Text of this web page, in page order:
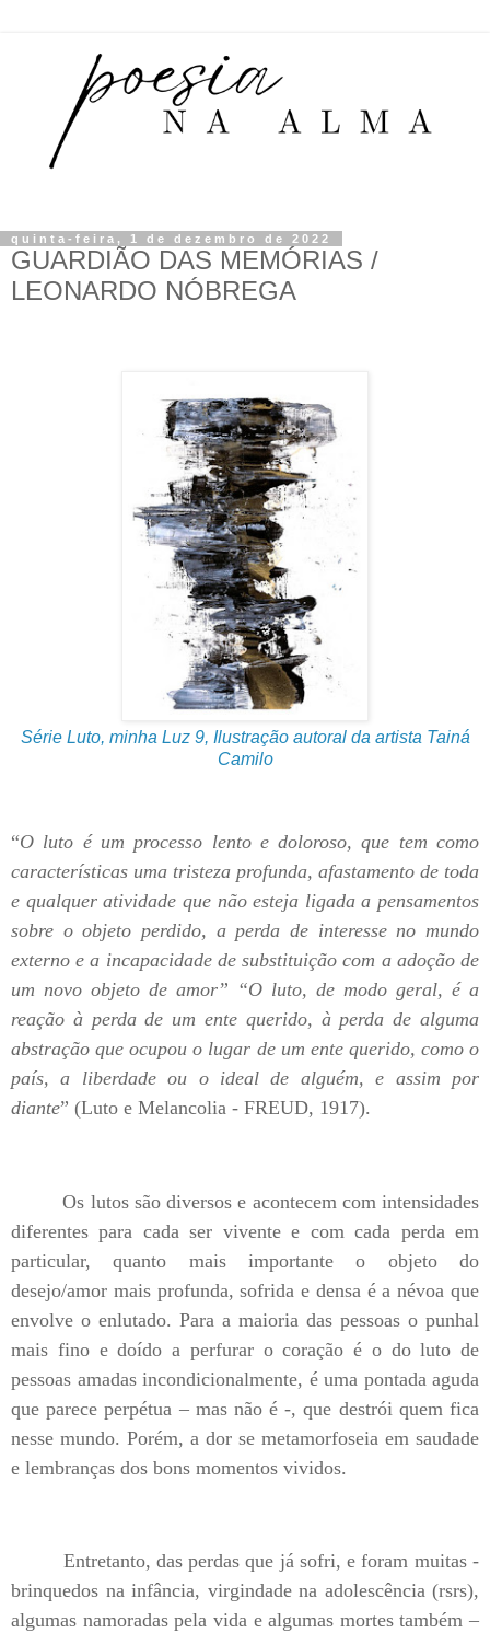
quinta-feira, 1 de dezembro de 2022
GUARDIÃO DAS MEMÓRIAS /
LEONARDO NÓBREGA
Série Luto, minha Luz 9, Ilustração autoral da artista Tainá
Camilo
“O luto é um processo lento e doloroso, que tem como
características uma tristeza profunda, afastamento de toda
e qualquer atividade que não esteja ligada a pensamentos
sobre o objeto perdido, a perda de interesse no mundo
externo e a incapacidade de substituição com a adoção de
um novo objeto de amor” “O luto, de modo geral, é a
reação à perda de um ente querido, à perda de alguma
abstração que ocupou o lugar de um ente querido, como o
país, a liberdade ou o ideal de alguém, e assim por
diante” (Luto e Melancolia - FREUD, 1917).
Os lutos são diversos e acontecem com intensidades
diferentes para cada ser vivente e com cada perda em
particular, quanto mais importante o objeto do
desejo/amor mais profunda, sofrida e densa é a névoa que
envolve o enlutado. Para a maioria das pessoas o punhal
mais fino e doído a perfurar o coração é o do luto de
pessoas amadas incondicionalmente, é uma pontada aguda
que parece perpétua – mas não é -, que destrói quem fica
nesse mundo. Porém, a dor se metamorfoseia em saudade
e lembranças dos bons momentos vividos.
Entretanto, das perdas que já sofri, e foram muitas -
brinquedos na infância, virgindade na adolescência (rsrs),
algumas namoradas pela vida e algumas mortes também –